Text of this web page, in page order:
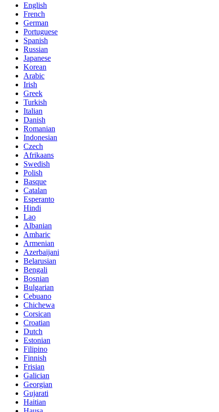
English
French
German
Portuguese
Spanish
Russian
Japanese
Korean
Arabic
Irish
Greek
Turkish
Italian
Danish
Romanian
Indonesian
Czech
Afrikaans
Swedish
Polish
Basque
Catalan
Esperanto
Hindi
Lao
Albanian
Amharic
Armenian
Azerbaijani
Belarusian
Bengali
Bosnian
Bulgarian
Cebuano
Chichewa
Corsican
Croatian
Dutch
Estonian
Filipino
Finnish
Frisian
Galician
Georgian
Gujarati
Haitian